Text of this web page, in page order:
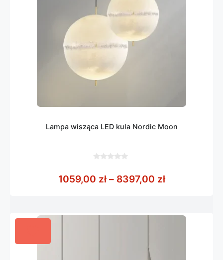
Lampa wisząca LED kula Nordic Moon
5
1059,00 zł – 8397,00 złZakres cen: